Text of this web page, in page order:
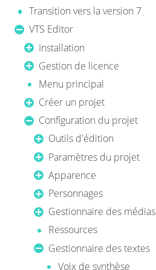
Transition vers la version 7
VTS Editor
Installation
Gestion de licence
Menu principal
Créer un projet
Configuration du projet
Outils d'édition
Paramètres du projet
Apparence
Personnages
Gestionnaire des médias
Ressources
Gestionnaire des textes
Voix de synthèse